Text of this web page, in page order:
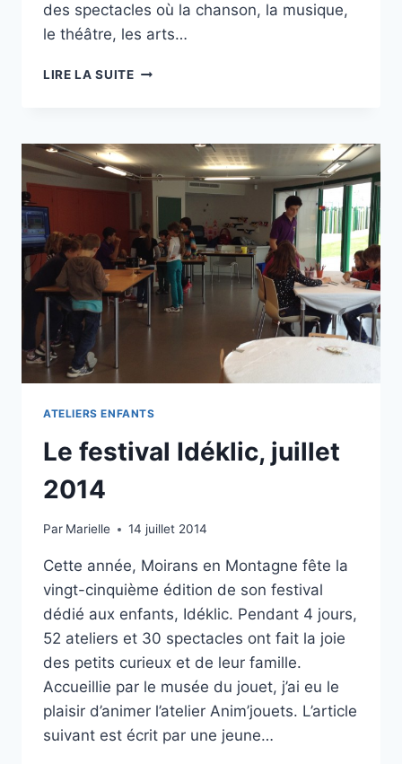
des spectacles où la chanson, la musique,
le théâtre, les arts…
LIRE LA SUITELE
SES
30
ANS
ATELIERS ENFANTS
Le festival Idéklic, juillet
2014
Par Marielle 14 juillet 2014
Cette année, Moirans en Montagne fête la
vingt-cinquième édition de son festival
dédié aux enfants, Idéklic. Pendant 4 jours,
52 ateliers et 30 spectacles ont fait la joie
des petits curieux et de leur famille.
Accueillie par le musée du jouet, j’ai eu le
plaisir d’animer l’atelier Anim’jouets. L’article
suivant est écrit par une jeune…